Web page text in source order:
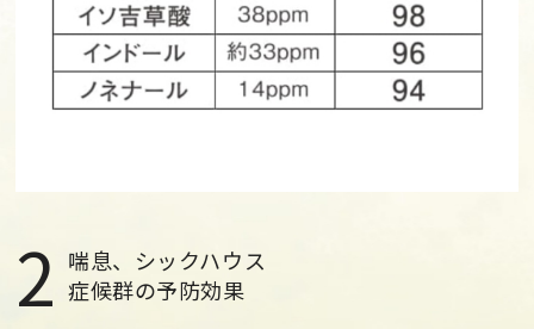
2 喘息、シックハウス
症候群の予防効果